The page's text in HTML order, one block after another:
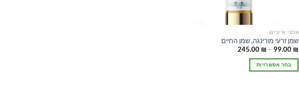
אנטי אייג'ינג
שמן זרעי מורינגה, שמן החיים
99.00 ₪
–
245.00 ₪
טווח
בחר אפשרויות